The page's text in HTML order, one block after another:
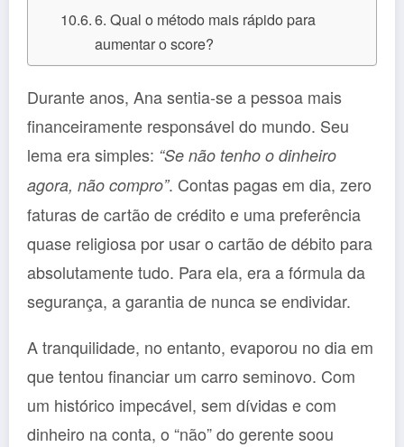
6. Qual o método mais rápido para
aumentar o score?
Durante anos, Ana sentia-se a pessoa mais
financeiramente responsável do mundo. Seu
lema era simples: “Se não tenho o dinheiro
agora, não compro”. Contas pagas em dia, zero
faturas de cartão de crédito e uma preferência
quase religiosa por usar o cartão de débito para
absolutamente tudo. Para ela, era a fórmula da
segurança, a garantia de nunca se endividar.
A tranquilidade, no entanto, evaporou no dia em
que tentou financiar um carro seminovo. Com
um histórico impecável, sem dívidas e com
dinheiro na conta, o “não” do gerente soou